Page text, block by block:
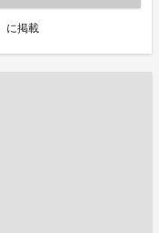
に掲載